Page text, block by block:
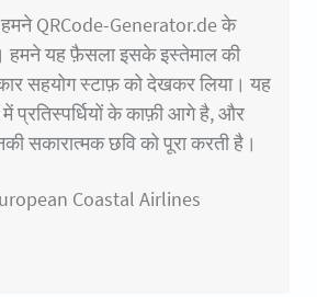
QRCode-Generator.de के
हमने यह फ़ैसला इसके इस्तेमाल की
सहयोग स्टाफ़ को देखकर लिया। यह
प्रतिस्पर्धियों के काफ़ी आगे है, और
सकारात्मक छवि को पूरा करती है।
Coastal Airlines